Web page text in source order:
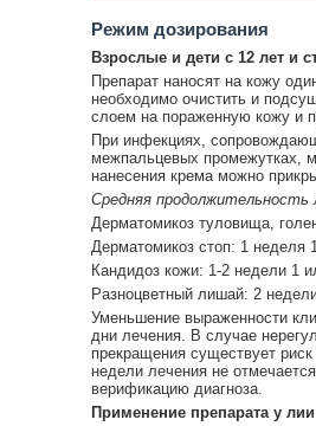
Режим дозирования
Взрослые и дети с 12 лет и
Препарат наносят на кожу
необходимо очистить и
слоем на пораженную кожу и
При инфекциях,
межпальцевых промежутках,
нанесения крема можно
Средняя продолжительность
Дерматомикоз туловища,
Дерматомикоз стоп: 1 неделя
Кандидоз кожи: 1-2 недели 1
Разноцветный лишай: 2
Уменьшение выраженности
дни лечения. В случае
прекращения существует
недели лечения не
верификацию диагноза.
Применение препарата у